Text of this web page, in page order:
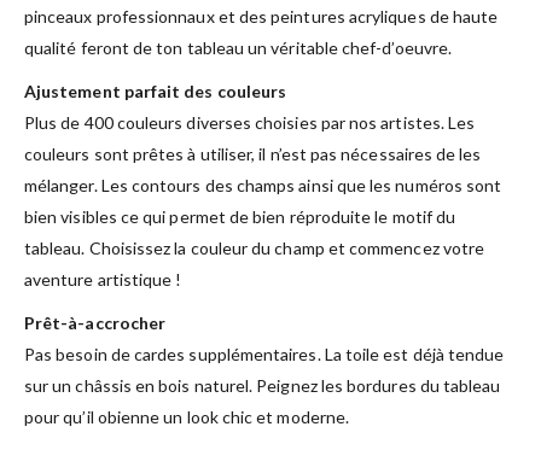
pinceaux professionnaux et des peintures acryliques de haute
qualité feront de ton tableau un véritable chef-d’oeuvre.
Ajustement parfait des couleurs
Plus de 400 couleurs diverses choisies par nos artistes. Les
couleurs sont prêtes à utiliser, il n’est pas nécessaires de les
mélanger. Les contours des champs ainsi que les numéros sont
bien visibles ce qui permet de bien réproduite le motif du
tableau. Choisissez la couleur du champ et commencez votre
aventure artistique !
Prêt-à-accrocher
Pas besoin de cardes supplémentaires. La toile est déjà tendue
sur un châssis en bois naturel. Peignez les bordures du tableau
pour qu’il obienne un look chic et moderne.